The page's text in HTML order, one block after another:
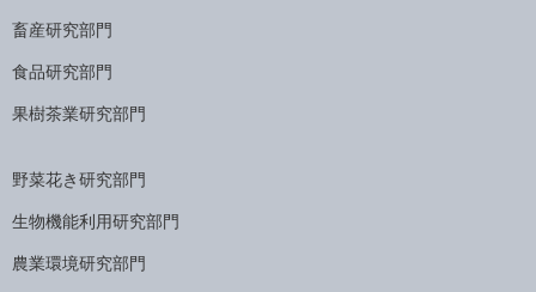
畜産研究部門
食品研究部門
果樹茶業研究部門
野菜花き研究部門
生物機能利用研究部門
農業環境研究部門